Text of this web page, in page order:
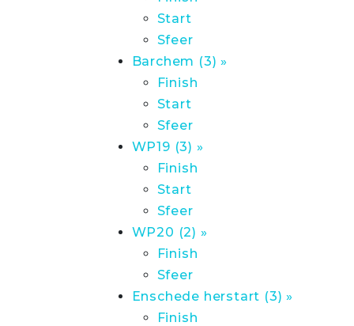
Start
Sfeer
Barchem (3) »
Finish
Start
Sfeer
WP19 (3) »
Finish
Start
Sfeer
WP20 (2) »
Finish
Sfeer
Enschede herstart (3) »
Finish